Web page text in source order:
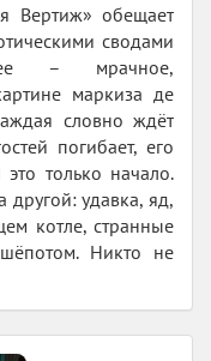
Вертиж» обещает
сводами
– мрачное,
маркиза де
словно ждёт
погибает, его
только начало.
другой: удавка, яд,
котле, странные
Никто не